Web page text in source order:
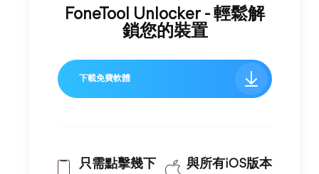
FoneTool Unlocker - 輕鬆解
鎖您的裝置
下載免費軟體
只需點擊幾下
與所有iOS版本